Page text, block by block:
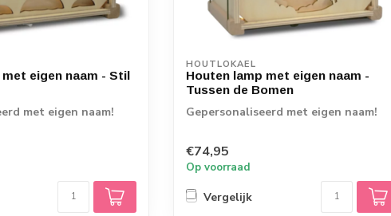
eigen naam - Stil
met eigen naam!
HOUTLOKAEL
Houten lamp met eigen naam -
Tussen de Bomen
Gepersonaliseerd met eigen naam!
€74,95
Op voorraad
Vergelijk